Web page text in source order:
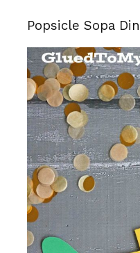
Popsicle Sopa